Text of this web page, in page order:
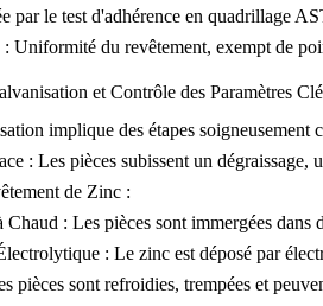
par le test d'adhérence en quadrillage
: Uniformité du revêtement, exempt de
et Contrôle des Paramètres
implique des étapes soigneusement
: Les pièces subissent un
de Zinc :
Chaud : Les pièces sont immergées
: Le zinc est déposé par
pièces sont refroidies, trempées et